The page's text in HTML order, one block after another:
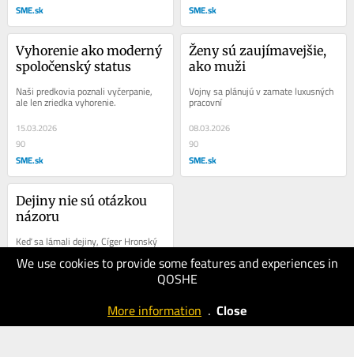
We use cookies to provide some features and experiences in
QOSHE
More information . Close
SME.sk SME.sk
Vyhorenie ako moderný
spoločenský status
Naši predkovia poznali vyčerpanie,
ale len zriedka vyhorenie.
15.03.2026
90
SME.sk
Ženy sú zaujímavejšie,
ako muži
Vojny sa plánujú v zamate luxusných
pracovní
08.03.2026
90
SME.sk
Dejiny nie sú otázkou
názoru
Keď sa lámali dejiny, Cíger Hronský
bol menším, než človek milión